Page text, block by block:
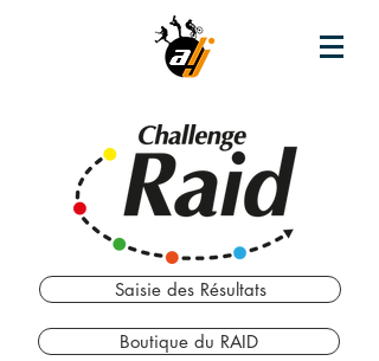
Saisie des Résultats
Boutique du RAID